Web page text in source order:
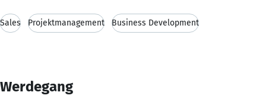
Sales Projektmanagement Business Development
Werdegang